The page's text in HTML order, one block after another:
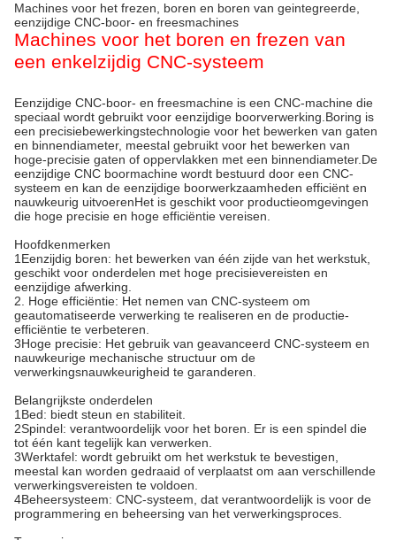
Machines voor het frezen, boren en boren van geintegreerde,
eenzijdige CNC-boor- en freesmachines
Machines voor het boren en frezen van
een enkelzijdig CNC-systeem
Eenzijdige CNC-boor- en freesmachine is een CNC-machine die
speciaal wordt gebruikt voor eenzijdige boorverwerking.Boring is
een precisiebewerkingstechnologie voor het bewerken van gaten
en binnendiameter, meestal gebruikt voor het bewerken van
hoge-precisie gaten of oppervlakken met een binnendiameter.De
eenzijdige CNC boormachine wordt bestuurd door een CNC-
systeem en kan de eenzijdige boorwerkzaamheden efficiënt en
nauwkeurig uitvoerenHet is geschikt voor productieomgevingen
die hoge precisie en hoge efficiëntie vereisen.
Hoofdkenmerken
1Eenzijdig boren: het bewerken van één zijde van het werkstuk,
geschikt voor onderdelen met hoge precisievereisten en
eenzijdige afwerking.
2. Hoge efficiëntie: Het nemen van CNC-systeem om
geautomatiseerde verwerking te realiseren en de productie-
efficiëntie te verbeteren.
3Hoge precisie: Het gebruik van geavanceerd CNC-systeem en
nauwkeurige mechanische structuur om de
verwerkingsnauwkeurigheid te garanderen.
Belangrijkste onderdelen
1Bed: biedt steun en stabiliteit.
2Spindel: verantwoordelijk voor het boren. Er is een spindel die
tot één kant tegelijk kan verwerken.
3Werktafel: wordt gebruikt om het werkstuk te bevestigen,
meestal kan worden gedraaid of verplaatst om aan verschillende
verwerkingsvereisten te voldoen.
4Beheersysteem: CNC-systeem, dat verantwoordelijk is voor de
programmering en beheersing van het verwerkingsproces.